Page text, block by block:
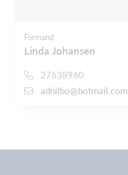
Formand
Linda Johansen
27638960
adnilbo@hotmail.com